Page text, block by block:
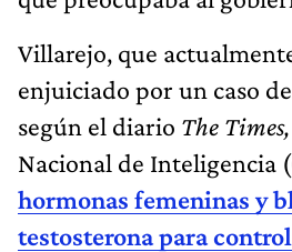
Villarejo, que
enjuiciado por un caso
según el diario The Times,
Nacional de Inteligencia
hormonas femeninas y
testosterona para